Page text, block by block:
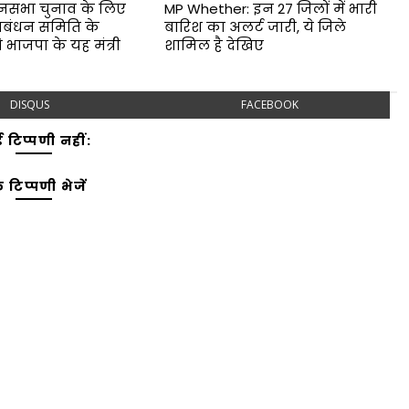
चुनाव के लिए
समिति के
के यह मंत्री
MP Whether: इन 27 जिलों में भारी
बारिश का अलर्ट जारी, ये जिले
शामिल है देखिए
DISQUS FACEBOOK
टिप्पणी नहीं:
टिप्पणी भेजें